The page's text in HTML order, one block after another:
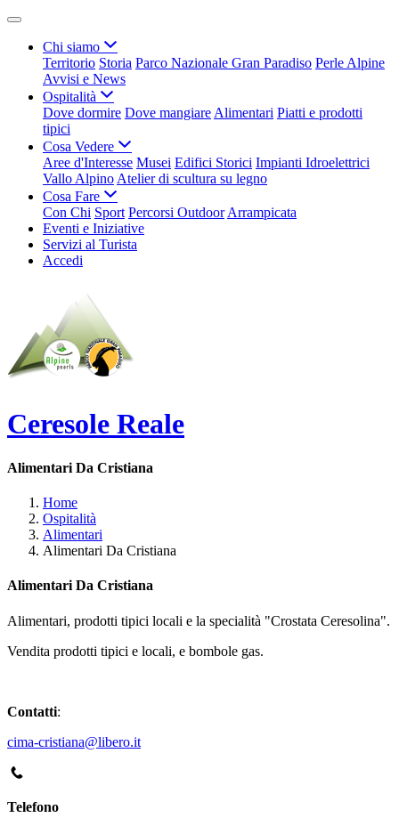
Chi siamo
Territorio Storia Parco Nazionale Gran Paradiso Perle Alpine
Avvisi e News
Ospitalità
Dove dormire Dove mangiare Alimentari Piatti e prodotti
tipici
Cosa Vedere
Aree d'Interesse Musei Edifici Storici Impianti Idroelettrici
Vallo Alpino Atelier di scultura su legno
Cosa Fare
Con Chi Sport Percorsi Outdoor Arrampicata
Eventi e Iniziative
Servizi al Turista
Accedi
Ceresole Reale
Alimentari Da Cristiana
Home
Ospitalità
Alimentari
Alimentari Da Cristiana
Alimentari Da Cristiana
Alimentari, prodotti tipici locali e la specialità "Crostata Ceresolina".
Vendita prodotti tipici e locali, e bombole gas.
Contatti:
cima-cristiana@libero.it
Telefono